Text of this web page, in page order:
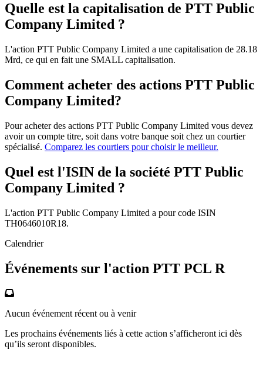
Quelle est la capitalisation de PTT Public
Company Limited ?
L'action PTT Public Company Limited a une capitalisation de 28.18
Mrd, ce qui en fait une SMALL capitalisation.
Comment acheter des actions PTT Public
Company Limited?
Pour acheter des actions PTT Public Company Limited vous devez
avoir un compte titre, soit dans votre banque soit chez un courtier
spécialisé. Comparez les courtiers pour choisir le meilleur.
Quel est l'ISIN de la société PTT Public
Company Limited ?
L'action PTT Public Company Limited a pour code ISIN
TH0646010R18.
Calendrier
Événements sur l'action PTT PCL R
Aucun événement récent ou à venir
Les prochains événements liés à cette action s’afficheront ici dès
qu’ils seront disponibles.